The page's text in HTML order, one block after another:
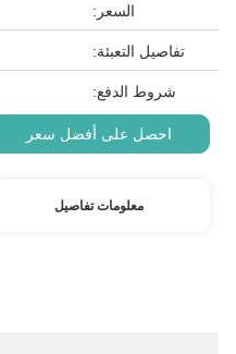
السعر:
تفاصيل التعبئة:
شروط الدفع:
احصل على أفضل سعر
معلومات تفاصيل